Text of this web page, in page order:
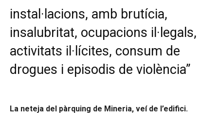
instal·lacions, amb brutícia,
insalubritat, ocupacions il·legals,
activitats il·lícites, consum de
drogues i episodis de violència”
La neteja del pàrquing de Mineria, veí de l’edifici.